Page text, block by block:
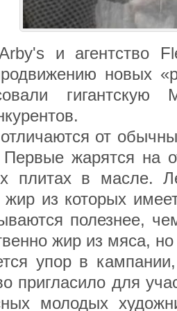
и агентство
новых
от
Первые жарятся на
плитах в масле.
жир из которых
полезнее,
жир из мяса,
упор в
пригласило для
молодых